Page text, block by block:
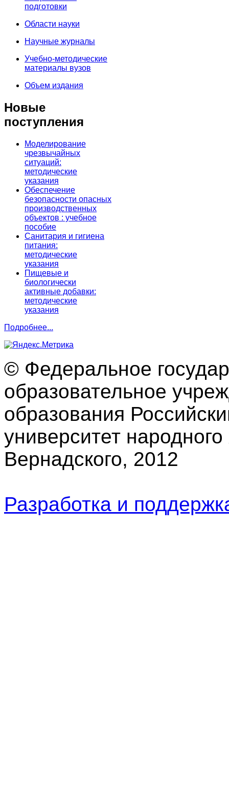
подготовки
Области науки
Научные журналы
Учебно-методические
материалы вузов
Объем издания
Новые
поступления
Моделирование
чрезвычайных
ситуаций:
методические
указания
Обеспечение
безопасности опасных
производственных
объектов : учебное
пособие
Санитария и гигиена
питания:
методические
указания
Пищевые и
биологически
активные добавки:
методические
указания
Подробнее...
© Федеральное
образовательное
образования
университет
Вернадского, 2012
Разработка и